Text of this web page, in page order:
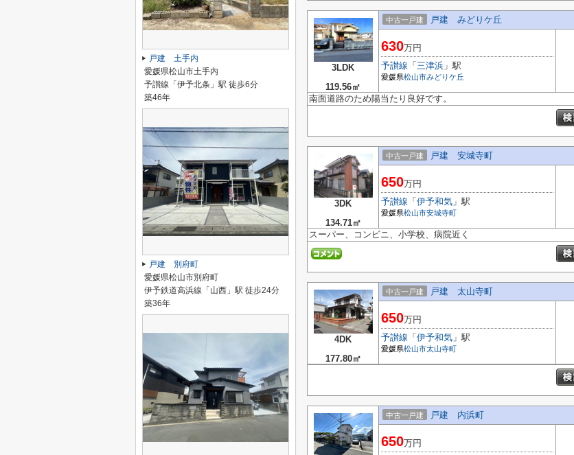
3LDK
119.56㎡
中古一戸建 戸建 みどりケ丘
630万円
予讃線 「 三津浜 」駅
愛媛県松山市みどりケ丘
南面道路のため陽当たり良好です。
3DK
134.71㎡
中古一戸建 戸建 安城寺町
650万円
予讃線 「 伊予和気 」駅
愛媛県松山市安城寺町
スーパー、コンビニ、小学校、病院近く
4DK
177.80㎡
中古一戸建 戸建 太山寺町
650万円
予讃線 「 伊予和気 」駅
愛媛県松山市太山寺町
中古一戸建 戸建 内浜町
650万円
戸建 土手内
愛媛県松山市土手内
予讃線「伊予北条」駅 徒歩6分
築46年
戸建 別府町
愛媛県松山市別府町
伊予鉄道高浜線「山西」駅 徒歩24分
築36年